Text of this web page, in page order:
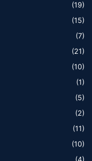
(19)
(15)
(7)
(21)
(10)
(1)
(5)
(2)
(11)
(10)
(4)